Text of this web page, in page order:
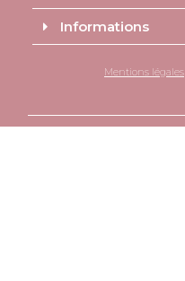
Informations
Mentions légales